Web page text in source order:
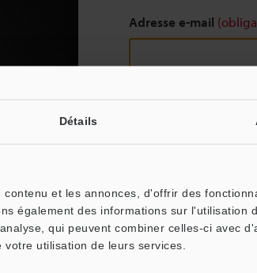
Détails
et les annonces, d'offrir des
également des informations sur l'utilisation
qui peuvent combiner celles-ci avec
utilisation de leurs services.
Adresse e-mail
Nous garantissons une
partagées.
Confidentialité